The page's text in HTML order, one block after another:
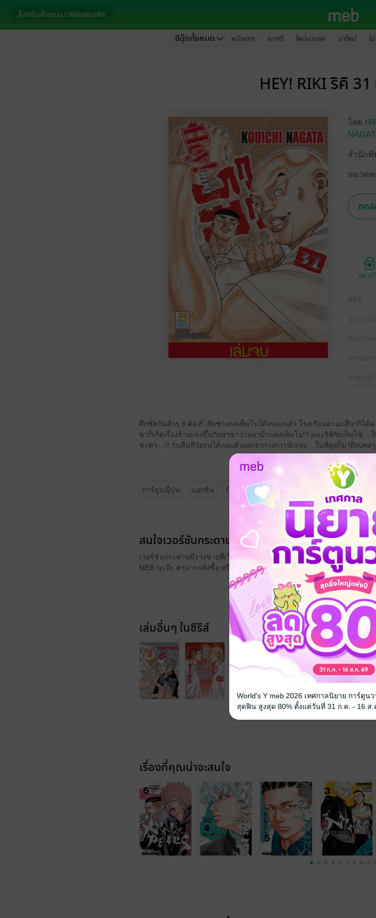
ล็อกอินเข้าระบบ / สมัครสมาชิก
อีบุ๊กทั้งหมด หน้าแรก ขายดี ใหม่มาแรง มาใหม่ โ
HEY! RIKI ริคิ
โดย
สำนักพิ
หมวดห
ทด
อยาก
ศึกซัดกันตัวๆ 8 ต่อ 8” กับช่างกลเท็นโบได้จบลงแล้ว โรงเรียนฮานะสึบากิได้
ซาก็เกิดเรื่องร้ายแรงขึ้นกับยาซาว่าหมาบ้าแห่งเท็นโบ!? และริคิกับเก็นโซ
ชะตา....!! วันคืนที่วัยรุ่นได้ถอนตัวออกจากวงการนักเลง....ในที่สุดก็มาถึงบทส
การ์ตูนญี่ปุ่น แอกชัน นักเลง
สนใจเวอร์ชันกระดาษ เชิญทางนี้!
เวอร์ชันกระดาษมีวางขายที่เว็บไซต์สำนักพิมพ์ จะไม่มีขายโดย
MEB นะจ๊ะ สามารถสั่งซื้อ หรือติดต่อคนขายโดยตรงเลยจ้ะ
เล่มอื่นๆ ในซีรีส์
เรื่องที่คุณน่าจะสนใจ
World's Y meb 2026 เทศกาลนิยาย การ์ตูน
สุดฟิน สูงสุด 80% ตั้งแต่วันที่ 31 ก.ค. - 16 ส.